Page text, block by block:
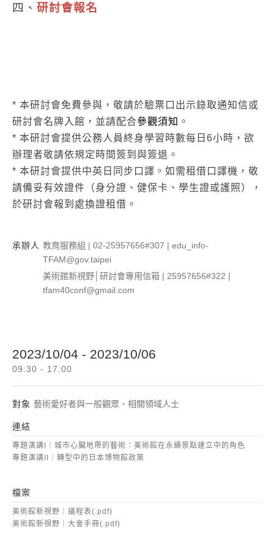
四、 研討會報名
* 本研討會免費參與，敬請於驗票口出示錄取通知信或
研討會名牌入館，並請配合參觀須知 。
* 本研討會提供公務人員終身學習時數每日6小時，欲
辦理者敬請依規定時間簽到與簽退。
* 本研討會提供中英日同步口譯。如需租借口譯機，敬
請備妥有效證件（身分證、健保卡、學生證或護照），
於研討會報到處換證租借。
承辦人 教育服務組 | 02-25957656#307 | edu_info-
TFAM@gov.taipei
美術館新視野│研討會專用信箱 | 25957656#322 |
tfam40conf@gmail.com
2023/10/04 - 2023/10/06
09:30 - 17:00
對象 藝術愛好者與一般觀眾、相關領域人士
連結
專題演講I｜城市心臟地帶的藝術：美術館在永續景點建立中的角色
專題演講II｜轉型中的日本博物館政策
檔案
美術館新視野｜議程表(.pdf)
美術館新視野｜大會手冊(.pdf)